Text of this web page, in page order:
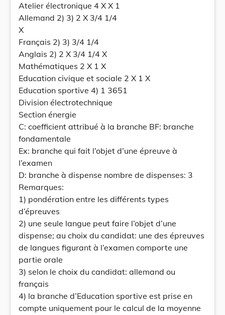
Atelier électronique 4 X X 1
Allemand 2) 3) 2 X 3/4 1/4
X
Français 2) 3) 3/4 1/4
Anglais 2) 2 X 3/4 1/4 X
Mathématiques 2 X 1 X
Education civique et sociale 2 X 1 X
Education sportive 4) 1 3651
Division électrotechnique
Section énergie
C: coefficient attribué à la branche BF: branche
fondamentale
Ex: branche qui fait l’objet d’une épreuve à
l’examen
D: branche à dispense nombre de dispenses: 3
Remarques:
1) pondération entre les différents types
d’épreuves
2) une seule langue peut faire l’objet d’une
dispense; au choix du candidat: une des épreuves
de langues figurant à l’examen comporte une
partie orale
3) selon le choix du candidat: allemand ou
français
4) la branche d’Education sportive est prise en
compte uniquement pour le calcul de la moyenne